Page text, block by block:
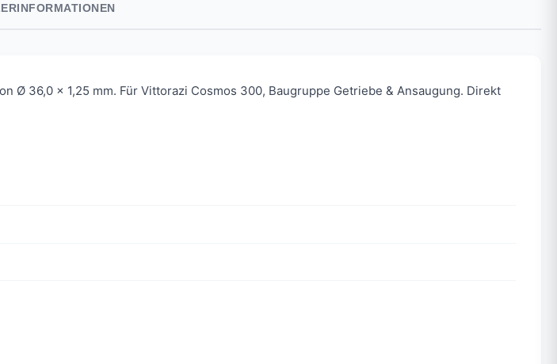
Ø 36,0 x 1,25 mm. Für Vittorazi Cosmos 300, Baugruppe Getriebe & Ansaugung. Direkt